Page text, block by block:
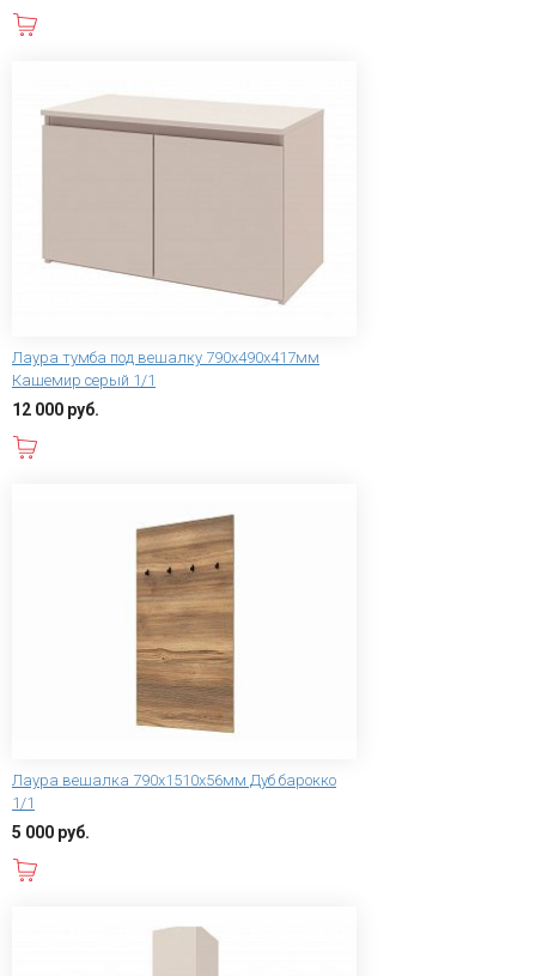
Лаура тумба под вешалку 790x490x417мм
Кашемир серый 1/1
12 000 руб.
Лаура вешалка 790x1510x56мм Дуб барокко
1/1
5 000 руб.